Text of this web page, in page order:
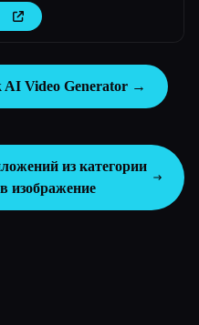
AI Video Generator →
из категории
изображение